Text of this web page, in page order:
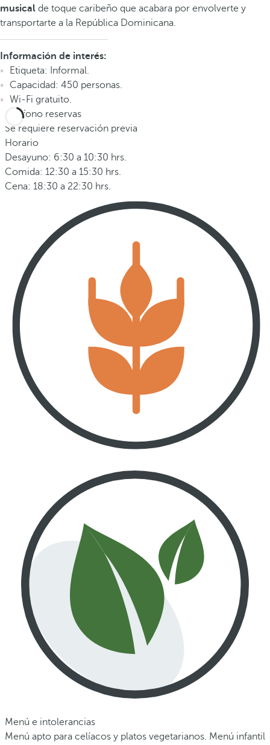
musical de toque caribeño que acabara por envolverte y
transportarte a la República Dominicana.
Información de interés:
Etiqueta: Informal.
Capacidad: 450 personas.
Wi-Fi gratuito.
Teléfono reservas
Se requiere reservación previa
Horario
Desayuno: 6:30 a 10:30 hrs.
Comida: 12:30 a 15:30 hrs.
Cena: 18:30 a 22:30 hrs.
Menú e intolerancias
Menú apto para celíacos y platos vegetarianos. Menú infantil